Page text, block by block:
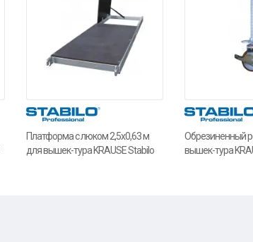
Платформа с люком 2,5х0,63 м
для вышек-тура KRAUSE Stabilo
Обрезиненный
вышек-тура